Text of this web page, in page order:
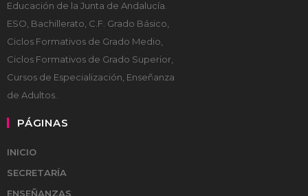
Educación de la Junta de Andalucía.
ESO, Bachillerato, C.F. Grado Básico,
Ciclos Formativos de Grado Medio,
Ciclos Formativos de Grado Superior,
Cursos de Especialización, Enseñanza
de Adultos.
PÁGINAS
INICIO
SECRETARÍA
ENSEÑANZAS